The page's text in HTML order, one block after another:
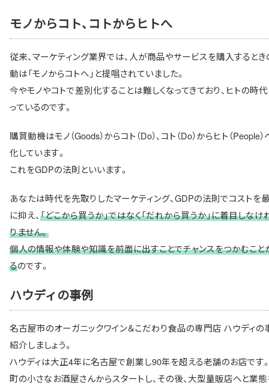
モノからコト、コトからヒトへ
従来、マーケティング業界では、人が商品やサービスを購入すると
動は「モノからコトへ」と提唱されていました。
今やモノやコトで差別化することは難しくなってきており、ヒトの時
っているのです。
購買動機はモノ（Goods）からコト（Do）、コト（Do）からヒト（People
化しています。
これをGDPの法則といいます。
あなたは時代を先取りしたマーケティング、GDPの法則でコストを
に抑え、「どこから買うか」ではなく「だれから買うか」に着目しなけ
りません。
個人の情報や体験や知識を前面に出すことでチャンスをつかむこと
るのです。
ハウディの事例
名古屋市のオーガニックワイン＆こだわり食品の専門店 ハウディの
紹介しましょう。
ハウディは大正4年に名古屋で創業し90年を超える老舗のお店です
町の小さなお酒屋さんからスタートし、その後、大型量販店へと業